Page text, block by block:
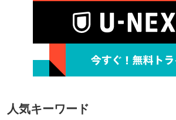
人気キーワード